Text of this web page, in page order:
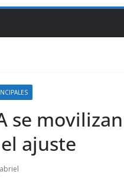
se movilizan
ajuste